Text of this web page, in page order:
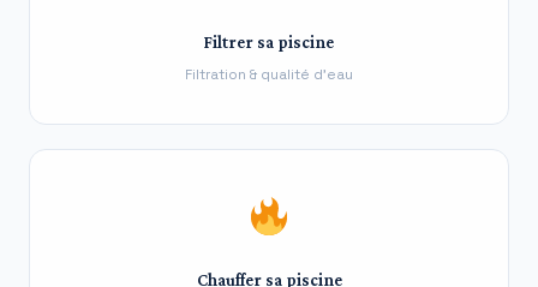
Filtrer sa piscine
Filtration & qualité d’eau
Chauffer sa piscine